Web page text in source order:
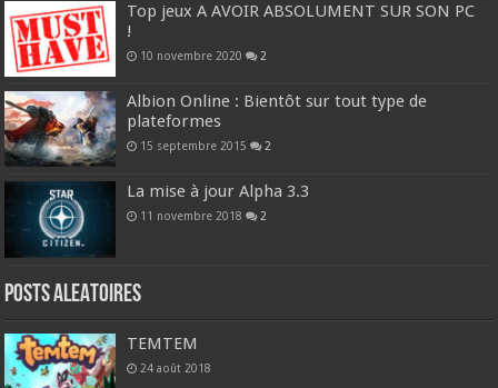
Top jeux A AVOIR ABSOLUMENT SUR SON PC
!
10 novembre 2020 2
Albion Online : Bientôt sur tout type de
plateformes
15 septembre 2015 2
La mise à jour Alpha 3.3
11 novembre 2018 2
Posts ALEATOIRES
TEMTEM
24 août 2018